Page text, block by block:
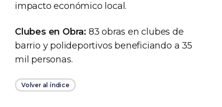
impacto económico local.
Clubes en Obra: 83 obras en clubes de
barrio y polideportivos beneficiando a 35
mil personas.
Volver al índice